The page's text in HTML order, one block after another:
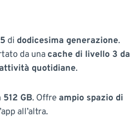
di dodicesima generazione.
da una cache di livello 3 da
attività quotidiane.
512 GB. Offre ampio spazio di
all’altra.